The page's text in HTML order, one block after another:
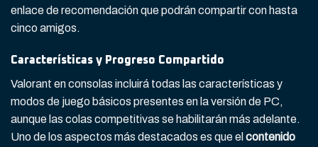
enlace de recomendación que podrán compartir con hasta
cinco amigos.
Características y Progreso Compartido
Valorant en consolas incluirá todas las características y
modos de juego básicos presentes en la versión de PC,
aunque las colas competitivas se habilitarán más adelante.
Uno de los aspectos más destacados es que el contenido